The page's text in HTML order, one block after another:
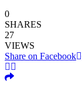
0
SHARES
27
VIEWS
Share on Facebook